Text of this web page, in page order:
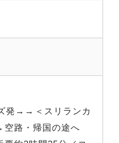
発→→＜スリランカ
路・帰国の途へ